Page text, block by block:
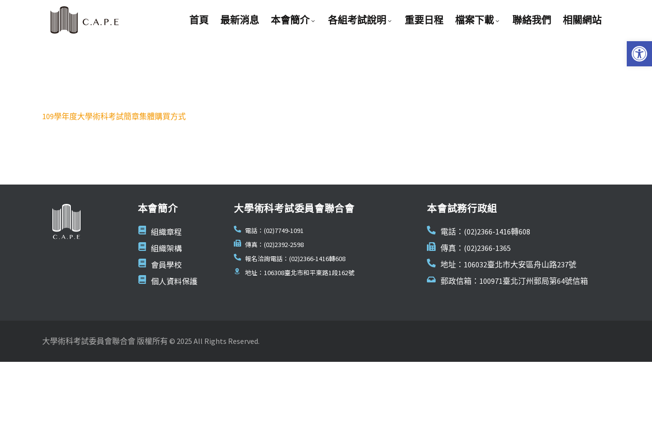
首頁 最新消息 本會簡介 各組考試說明 重要日程 檔案下載 聯絡我們 相關網站
109學年度大學術科考試簡章集體購買方式
本會簡介
組織章程
組織架構
會員學校
個人資料保護
大學術科考試委員會聯合會
電話：(02)7749-1091
傳真：(02)2392-2598
報名洽詢電話：(02)2366-1416轉608
地址：106308臺北市和平東路1段162號
本會試務行政組
電話：(02)2366-1416轉608
傳真：(02)2366-1365
地址：106032臺北市大安區舟山路237號
郵政信箱：100971臺北汀州郵局第64號信箱
大學術科考試委員會聯合會 版權所有 © 2025 All Rights Reserved.